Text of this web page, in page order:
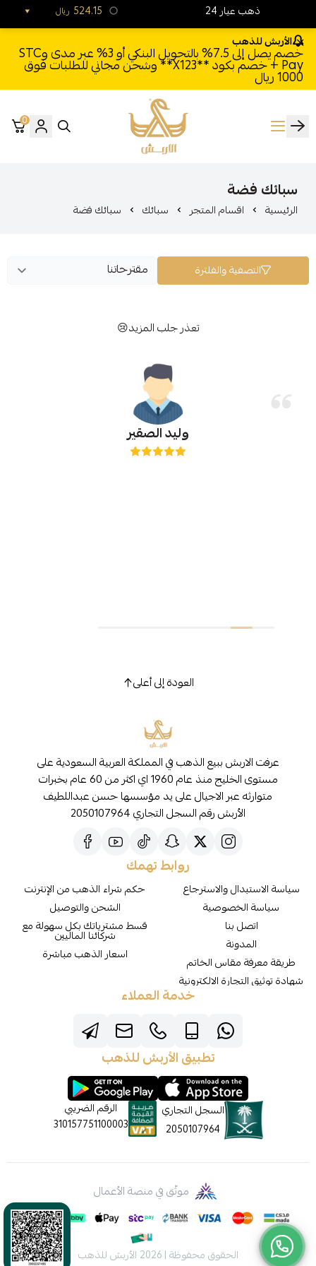
الأربش للذهب
خصم يصل إلى 7.5% بالتحويل البنكي أو 3% عبر مدى وSTC
Pay + خصم بكود **X123** وشحن مجاني للطلبات فوق
1000 ريال
الأربش للذهب
0
سبائك فضة
الرئيسية اقسام المتجر سبائك سبائك فضة
التصفية والفلترة
تعذر جلب المزيد😢
وليد الصقير
العودة إلى أعلى
عرفت الاربش ببيع الذهب في المملكة العربية السعودية على
مستوى الخليج منذ عام 1960 اي اكثر من 60 عام بخبرات
متوارثه عبر الاجيال على يد مؤسسها حسن عبداللطيف
الأربش رقم السجل التجاري 2050107964
روابط تهمك
سياسة الاستبدال والاسترجاع
سياسة الخصوصية
اتصل بنا
المدونة
طريقة معرفة مقاس الخاتم
شهادة توثيق التجارة الالكترونية
حكم شراء الذهب من الإنترنت
الشحن والتوصيل
قسط مشترياتك بكل سهولة مع
شركائنا الماليين
اسعار الذهب مباشرة
خدمة العملاء
تطبيق الأربش للذهب
السجل التجاري
2050107964
الرقم الضريبي
310157751100003
موثّق في منصة الأعمال
الحقوق محفوظة | 2026 الأربش للذهب
24 ذهب عيار ريال 524.15